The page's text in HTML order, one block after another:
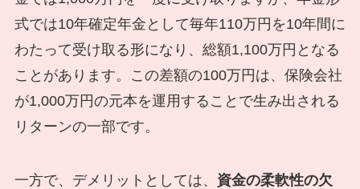
式では10年確定年金として毎年110万円を10年間に
わたって受け取る形になり、総額1,100万円となる
ことがあります。この差額の100万円は、保険会社
が1,000万円の元本を運用することで生み出される
リターンの一部です。
一方で、デメリットとしては、 資金の柔軟性の欠